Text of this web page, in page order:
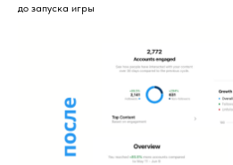
до запуска игры